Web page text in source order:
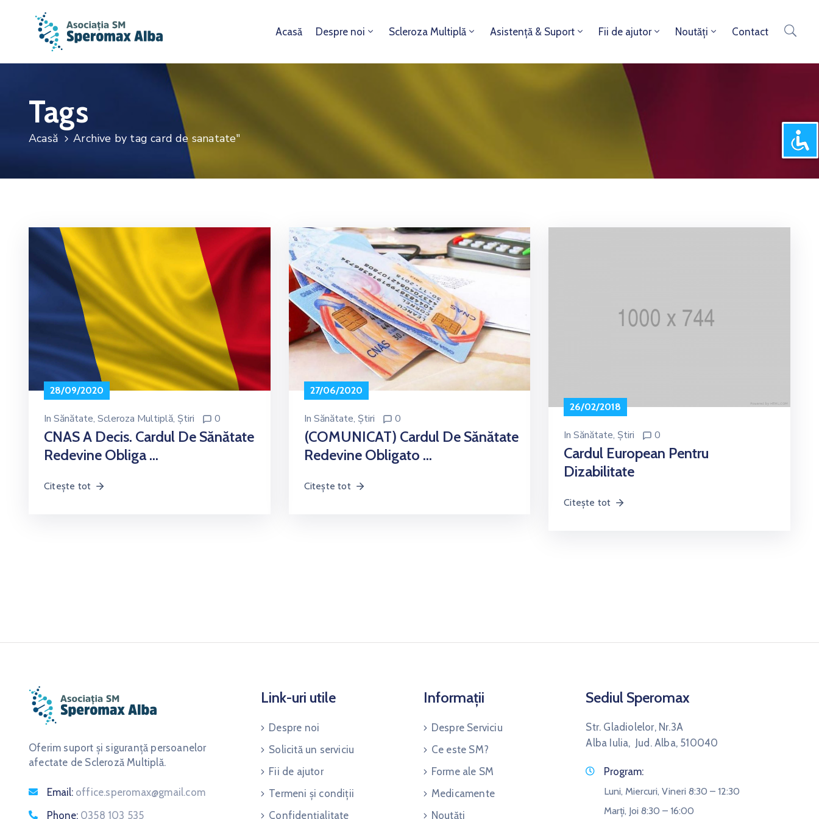
Acasă Despre noi Scleroza Multiplă Asistență & Suport Fii de ajutor Noutăți Contact
Tags
Acasă Archive by tag card de sanatate"
28/09/2020
In Sănătate‚ Scleroza Multiplă‚ Știri 0
CNAS A Decis. Cardul De Sănătate
Redevine Obliga …
Citește tot
27/06/2020
In Sănătate‚ Știri 0
(COMUNICAT) Cardul De Sănătate
Redevine Obligato …
Citește tot
26/02/2018
In Sănătate‚ Știri 0
Cardul European Pentru
Dizabilitate
Citește tot
Oferim suport și siguranță persoanelor
afectate de Scleroză Multiplă.
Email: office.speromax@gmail.com
Phone: 0358 103 535
Link-uri utile
Despre noi
Solicită un serviciu
Fii de ajutor
Termeni și condiții
Confidențialitate
Informații
Despre Serviciu
Ce este SM?
Forme ale SM
Medicamente
Noutăți
Sediul Speromax
Str. Gladiolelor, Nr.3A
Alba Iulia, Jud. Alba, 510040
Program:
Luni, Miercuri, Vineri 8:30 – 12:30
Marți, Joi 8:30 – 16:00